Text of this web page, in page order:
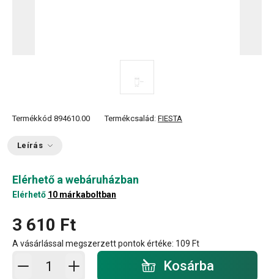
Termékkód 894610.00 Termékcsalád: FIESTA
Leírás
Elérhető a webáruházban
Elérhető 10 márkaboltban
3 610 Ft
A vásárlással megszerzett pontok értéke: 109 Ft
Kosárba - mennyiség Kosárba